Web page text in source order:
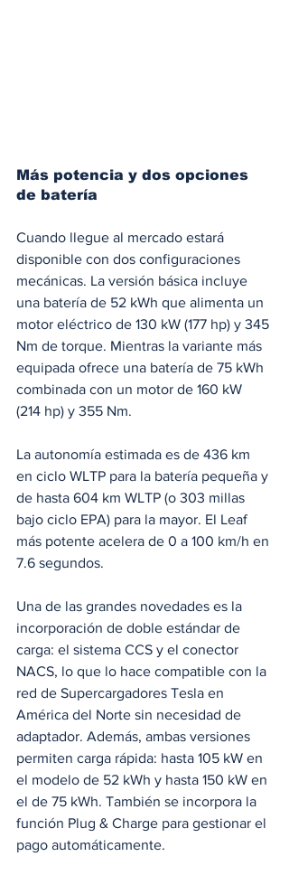
Más potencia y dos opciones
de batería
Cuando llegue al mercado estará
disponible con dos configuraciones
mecánicas. La versión básica incluye
una batería de 52 kWh que alimenta un
motor eléctrico de 130 kW (177 hp) y 345
Nm de torque. Mientras la variante más
equipada ofrece una batería de 75 kWh
combinada con un motor de 160 kW
(214 hp) y 355 Nm.
La autonomía estimada es de 436 km
en ciclo WLTP para la batería pequeña y
de hasta 604 km WLTP (o 303 millas
bajo ciclo EPA) para la mayor. El Leaf
más potente acelera de 0 a 100 km/h en
7.6 segundos.
Una de las grandes novedades es la
incorporación de doble estándar de
carga: el sistema CCS y el conector
NACS, lo que lo hace compatible con la
red de Supercargadores Tesla en
América del Norte sin necesidad de
adaptador. Además, ambas versiones
permiten carga rápida: hasta 105 kW en
el modelo de 52 kWh y hasta 150 kW en
el de 75 kWh. También se incorpora la
función Plug & Charge para gestionar el
pago automáticamente.